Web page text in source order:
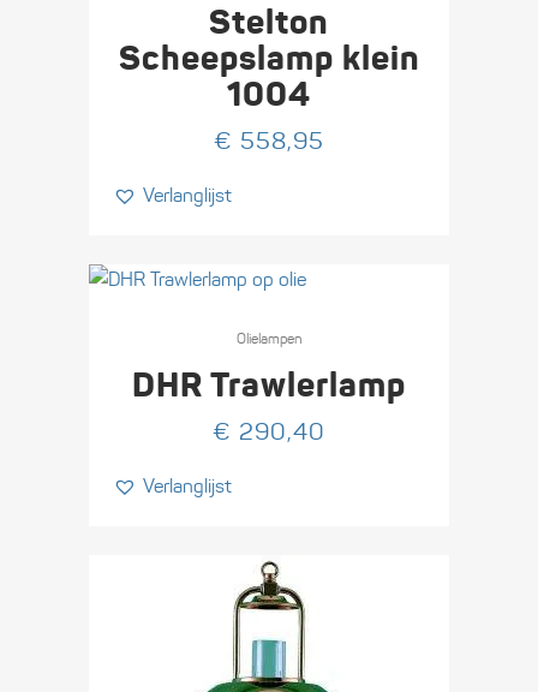
Stelton
Scheepslamp klein
1004
€ 558,95
Verlanglijst
Olie­lampen
DHR Trawlerlamp
€ 290,40
Verlanglijst